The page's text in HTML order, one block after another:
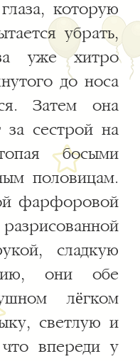
которую
убрать,
уже хитро
до носа
Затем она
за сестрой на
босыми
половицам.
фарфоровой
сладкую
они обе
лёгком
светлую и
впереди у